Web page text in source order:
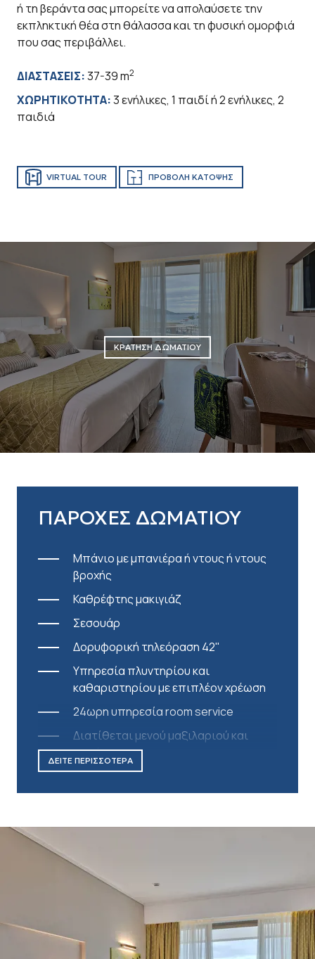
ή τη βεράντα σας μπορείτε να απολαύσετε την
εκπληκτική θέα στη θάλασσα και τη φυσική ομορφιά
που σας περιβάλλει.
ΔΙΑΣΤΑΣΕΙΣ:37-39 m2
ΧΩΡΗΤΙΚΟΤΗΤΑ:3 ενήλικες, 1 παιδί ή 2 ενήλικες, 2
παιδιά
VIRTUAL TOUR ΠΡΟΒΟΛH ΚAΤΟΨΗΣ
ΚΡΑΤΗΣΗ ΔΩΜΑΤΙΟΥ
ΠΑΡΟΧΕΣ ΔΩΜΑΤΙΟΥ
Μπάνιο με μπανιέρα ή ντους ή ντους
βροχής
Καθρέφτης μακιγιάζ
Σεσουάρ
Δορυφορική τηλεόραση 42''
Υπηρεσία πλυντηρίου και
καθαριστηρίου με επιπλέον χρέωση
24ωρη υπηρεσία room service
Διατίθεται μενού μαξιλαριού και
στρώματος
Καφετιέρα Nespresso
Δωρεάν parking
Δωρεάν Wi-Fi
Υπηρεσία αφύπνισης
Απευθείας τηλεφωνική σύνδεση με
ΔΕΙΤΕ ΠΕΡΙΣΣΟΤΕΡΑ